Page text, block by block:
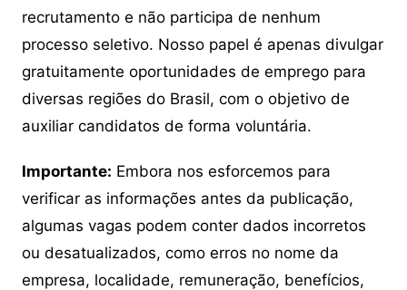
recrutamento e não participa de nenhum
processo seletivo. Nosso papel é apenas divulgar
gratuitamente oportunidades de emprego para
diversas regiões do Brasil, com o objetivo de
auxiliar candidatos de forma voluntária.
Importante: Embora nos esforcemos para
verificar as informações antes da publicação,
algumas vagas podem conter dados incorretos
ou desatualizados, como erros no nome da
empresa, localidade, remuneração, benefícios,